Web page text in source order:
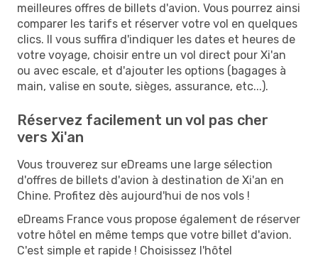
meilleures offres de billets d'avion. Vous pourrez ainsi
comparer les tarifs et réserver votre vol en quelques
clics. Il vous suffira d'indiquer les dates et heures de
votre voyage, choisir entre un vol direct pour Xi'an
ou avec escale, et d'ajouter les options (bagages à
main, valise en soute, sièges, assurance, etc...).
Réservez facilement un vol pas cher
vers Xi'an
Vous trouverez sur eDreams une large sélection
d'offres de billets d'avion à destination de Xi'an en
Chine. Profitez dès aujourd'hui de nos vols !
eDreams France vous propose également de réserver
votre hôtel en même temps que votre billet d'avion.
C'est simple et rapide ! Choisissez l'hôtel